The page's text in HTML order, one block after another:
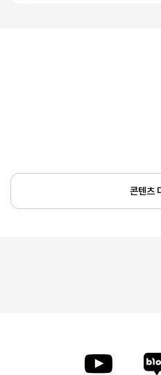
콘텐츠